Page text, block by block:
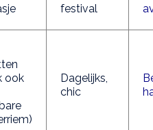
festival
ook
Dagelijks,
chic